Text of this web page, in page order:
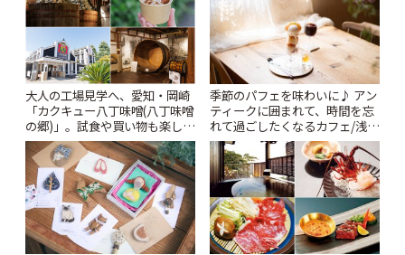
大人の工場見学へ、愛知・岡崎
「カクキュー八丁味噌(八丁味噌
の郷)」。試食や買い物も楽しみ
♪ | ことりっぷ
季節のパフェを味わいに♪ アン
ティークに囲まれて、時間を忘
れて過ごしたくなるカフェ/浅草
「annorum cafe」 | ことりっぷ